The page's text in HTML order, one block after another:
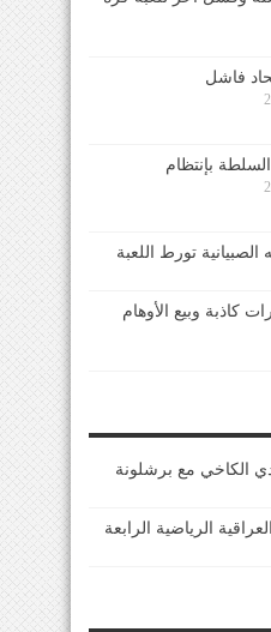
فاشل
بإنتظام
الصبيانية تورط اللعبة
كاذبة وبيع الأوهام
الكاخي مع برشلونة
الرياضية الرابعة